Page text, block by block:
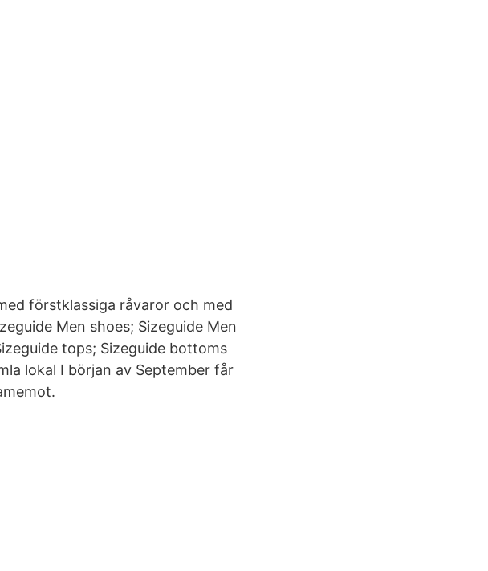
förstklassiga råvaror och med
Men shoes; Sizeguide Men
tops; Sizeguide bottoms
lokal I början av September får